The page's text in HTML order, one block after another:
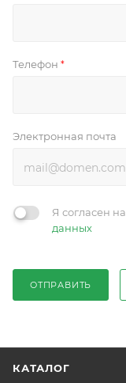
Телефон *
Электронная почта
Я согласен на
данных
ОТПРАВИТЬ
КАТАЛОГ